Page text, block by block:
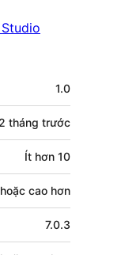
1.0
2 tháng trước
Ít hơn 10
cao hơn
7.0.3